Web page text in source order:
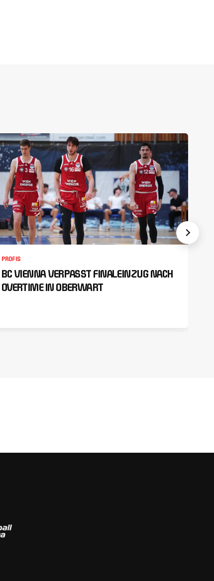
PROFIS
BC VIENNA VERPASST FINALEINZUG NACH
OVERTIME IN OBERWART